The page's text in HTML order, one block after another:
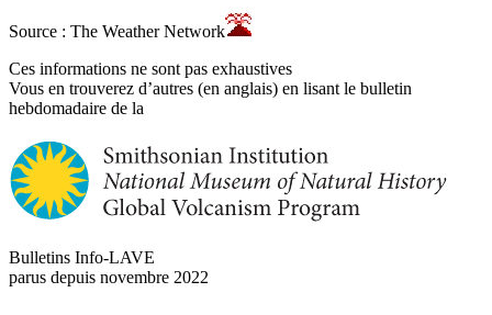
Source : The Weather Network
Ces informations ne sont pas exhaustives
Vous en trouverez d’autres (en anglais) en lisant le bulletin
hebdomadaire de la
Bulletins Info-LAVE
parus depuis novembre 2022